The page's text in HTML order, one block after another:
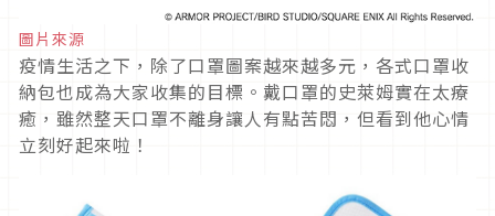
圖片來源
疫情生活之下，除了口罩圖案越來越多元，各式口罩收
納包也成為大家收集的目標。戴口罩的史萊姆實在太療
癒，雖然整天口罩不離身讓人有點苦悶，但看到他心情
立刻好起來啦！